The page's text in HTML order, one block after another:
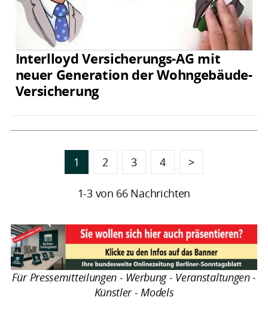
Interlloyd Versicherungs-AG mit
neuer Generation der Wohngebäude-
Versicherung
1 2 3 4 >
1-3 von 66 Nachrichten
Für Pressemitteilungen - Werbung - Veranstaltungen -
Künstler - Models